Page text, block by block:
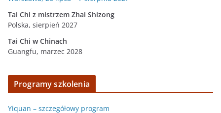
Tai Chi z mistrzem Zhai Shizong
Polska, sierpień 2027
Tai Chi wChinach
Guangfu, marzec 2028
Programy szkolenia
Yiquan – szczegółowy program